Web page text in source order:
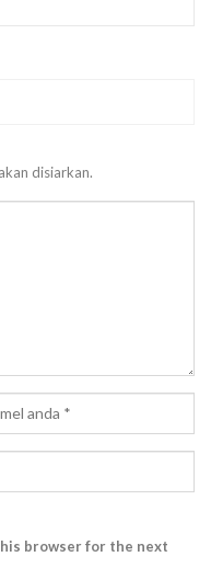
disiarkan.
browser for the next